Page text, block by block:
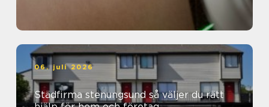
06. juli 2026
Städfirma stenungsund så väljer du rätt